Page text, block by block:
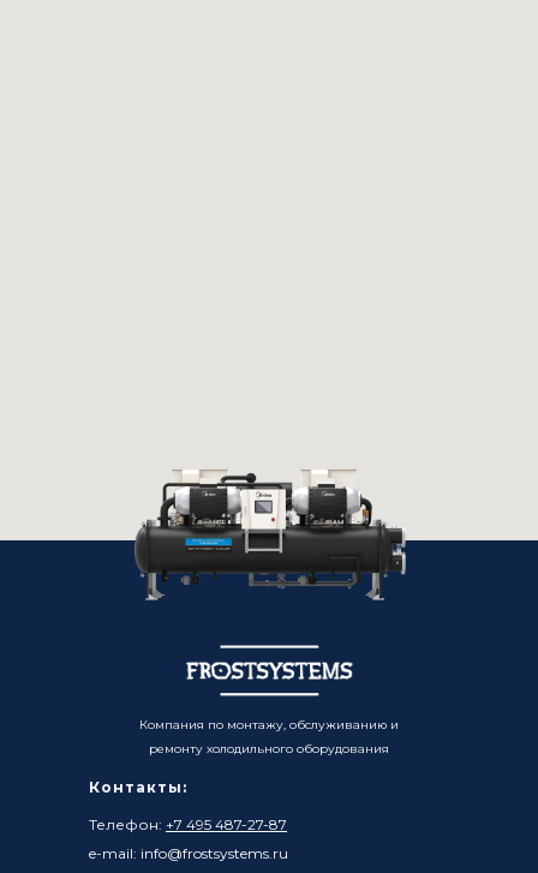
Контакты:
Телефон: +7 495 487-27-87
e-mail: info@frostsystems.ru
Компания по монтажу, обслуживанию и
ремонту холодильного оборудования